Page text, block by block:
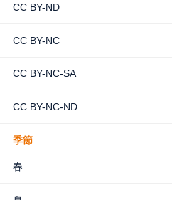
CC BY-ND
CC BY-NC
CC BY-NC-SA
CC BY-NC-ND
季節
春